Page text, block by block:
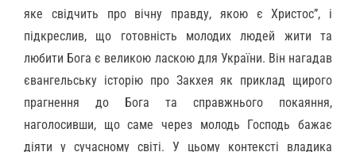
яке свідчить про вічну правду, якою є Христос”, і
підкреслив, що готовність молодих людей жити та
любити Бога є великою ласкою для України. Він нагадав
євангельську історію про Закхея як приклад щирого
прагнення до Бога та справжнього покаяння,
наголосивши, що саме через молодь Господь бажає
діяти у сучасному світі. У цьому контексті владика